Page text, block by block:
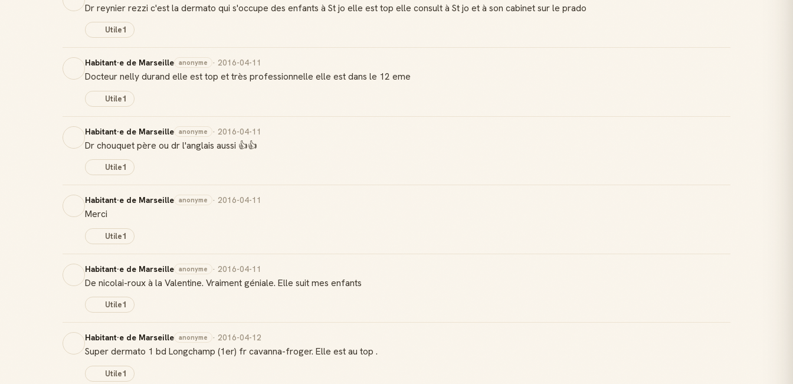
Dr reynier rezzi c'est la dermato qui s'occupe des enfants à St jo elle est top elle consult à St jo et à son cabinet sur le prado
Utile1
Habitant·e de Marseille anonyme · 2016-04-11
Docteur nelly durand elle est top et très professionnelle elle est dans le 12 eme
Utile1
Habitant·e de Marseille anonyme · 2016-04-11
Dr chouquet père ou dr l'anglais aussi 👍👍
Utile1
Habitant·e de Marseille anonyme · 2016-04-11
Merci
Utile1
Habitant·e de Marseille anonyme · 2016-04-11
De nicolai-roux à la Valentine. Vraiment géniale. Elle suit mes enfants
Utile1
Habitant·e de Marseille anonyme · 2016-04-12
Super dermato 1 bd Longchamp (1er) fr cavanna-froger. Elle est au top .
Utile1
Ton statut affiché Gagne des points à
Deviens une